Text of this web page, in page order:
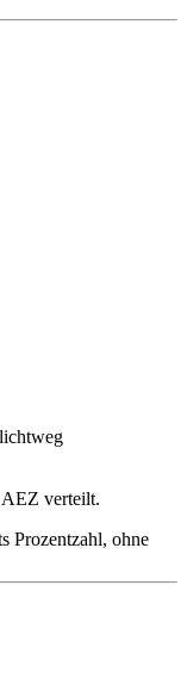
AEZ verteilt.
Prozentzahl, ohne